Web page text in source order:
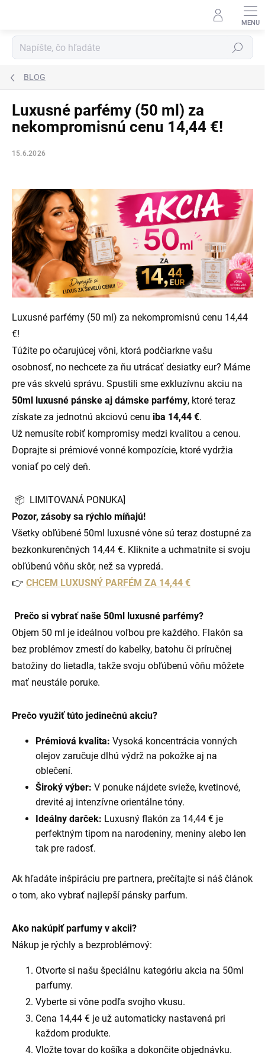
Hľadať
BLOG
Luxusné parfémy (50 ml) za
nekompromisnú cenu 14,44 €!
15.6.2026
Luxusné parfémy (50 ml) za nekompromisnú cenu 14,44
€!
Túžite po očarujúcej vôni, ktorá podčiarkne vašu
osobnosť, no nechcete za ňu utrácať desiatky eur? Máme
pre vás skvelú správu. Spustili sme exkluzívnu akciu na
50ml luxusné pánske aj dámske parfémy, ktoré teraz
získate za jednotnú akciovú cenu iba 14,44 €.
Už nemusíte robiť kompromisy medzi kvalitou a cenou.
Doprajte si prémiové vonné kompozície, ktoré vydržia
voniať po celý deň.
📦 LIMITOVANÁ PONUKA]
Pozor, zásoby sa rýchlo míňajú!
Všetky obľúbené 50ml luxusné vône sú teraz dostupné za
bezkonkurenčných 14,44 €. Kliknite a uchmatnite si svoju
obľúbenú vôňu skôr, než sa vypredá.
👉 CHCEM LUXUSNÝ PARFÉM ZA 14,44 €
Prečo si vybrať naše 50ml luxusné parfémy?
Objem 50 ml je ideálnou voľbou pre každého. Flakón sa
bez problémov zmestí do kabelky, batohu či príručnej
batožiny do lietadla, takže svoju obľúbenú vôňu môžete
mať neustále poruke.
Prečo využiť túto jedinečnú akciu?
Prémiová kvalita: Vysoká koncentrácia vonných
olejov zaručuje dlhú výdrž na pokožke aj na
oblečení.
Široký výber: V ponuke nájdete svieže, kvetinové,
drevité aj intenzívne orientálne tóny.
Ideálny darček: Luxusný flakón za 14,44 € je
perfektným tipom na narodeniny, meniny alebo len
tak pre radosť.
Ak hľadáte inšpiráciu pre partnera, prečítajte si náš článok
o tom, ako vybrať najlepší pánsky parfum.
Ako nakúpiť parfumy v akcii?
Nákup je rýchly a bezproblémový:
Otvorte si našu špeciálnu kategóriu akcia na 50ml
parfumy.
Vyberte si vône podľa svojho vkusu.
Cena 14,44 € je už automaticky nastavená pri
každom produkte.
Vložte tovar do košíka a dokončite objednávku.